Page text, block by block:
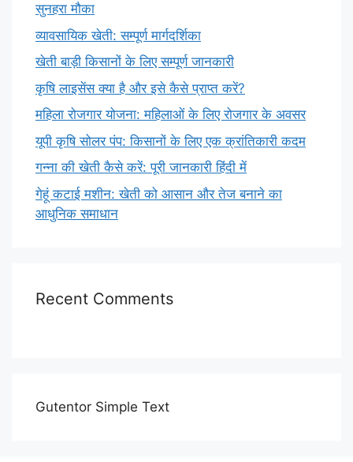
सुनहरा मौका
व्यावसायिक खेती: सम्पूर्ण मार्गदर्शिका
खेती बाड़ी किसानों के लिए सम्पूर्ण जानकारी
कृषि लाइसेंस क्या है और इसे कैसे प्राप्त करें?
महिला रोजगार योजना: महिलाओं के लिए रोजगार के अवसर
यूपी कृषि सोलर पंप: किसानों के लिए एक क्रांतिकारी कदम
गन्ना की खेती कैसे करें: पूरी जानकारी हिंदी में
गेहूं कटाई मशीन: खेती को आसान और तेज बनाने का
आधुनिक समाधान
Recent Comments
Gutentor Simple Text